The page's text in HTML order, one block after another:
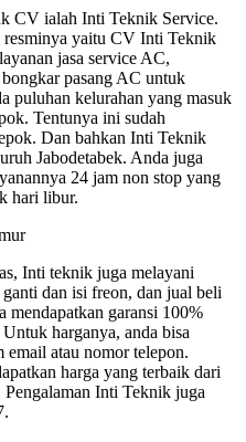
CV ialah Inti Teknik Service.
resminya yaitu CV Inti Teknik
jasa service AC,
pasang AC untuk
puluhan kelurahan yang masuk
Tentunya ini sudah
Dan bahkan Inti Teknik
Jabodetabek. Anda juga
24 jam non stop yang
hari libur.
Inti teknik juga melayani
dan isi freon, dan jual beli
mendapatkan garansi 100%
harganya, anda bisa
email atau nomor telepon.
harga yang terbaik dari
Inti Teknik juga